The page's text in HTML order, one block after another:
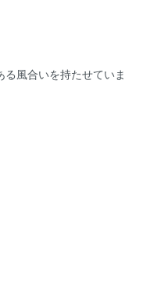
風合いを持たせていま